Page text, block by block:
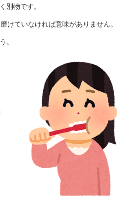
別物です。
けていなければ意味がありません。
。